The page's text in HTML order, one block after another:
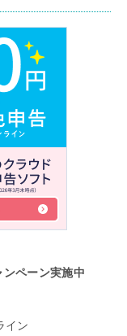
ペーン実施中
イン